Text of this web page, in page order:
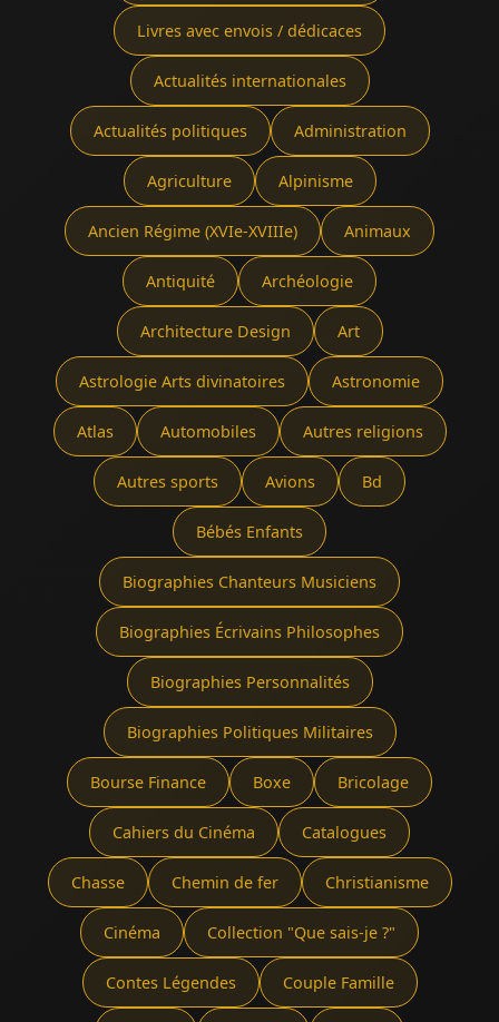
Livres avec envois / dédicaces
Actualités internationales
Actualités politiques Administration
Agriculture Alpinisme
Ancien Régime (XVIe-XVIIIe) Animaux
Antiquité Archéologie
Architecture Design Art
Astrologie Arts divinatoires Astronomie
Atlas Automobiles Autres religions
Autres sports Avions Bd
Bébés Enfants
Biographies Chanteurs Musiciens
Biographies Écrivains Philosophes
Biographies Personnalités
Biographies Politiques Militaires
Bourse Finance Boxe Bricolage
Cahiers du Cinéma Catalogues
Chasse Chemin de fer Christianisme
Cinéma Collection "Que sais-je ?"
Contes Légendes Couple Famille